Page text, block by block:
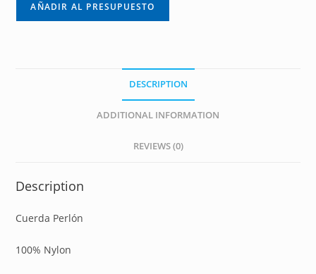
AÑADIR AL PRESUPUESTO
DESCRIPTION
ADDITIONAL INFORMATION
REVIEWS (0)
Description
Cuerda Perlón
100% Nylon